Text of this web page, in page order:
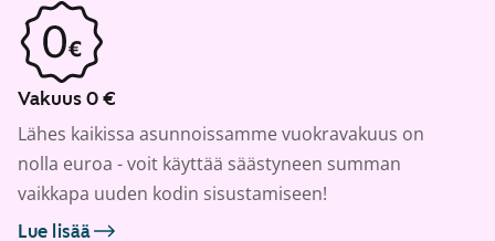
Vakuus 0 €
Lähes kaikissa asunnoissamme vuokravakuus on
nolla euroa - voit käyttää säästyneen summan
vaikkapa uuden kodin sisustamiseen!
Lue lisää